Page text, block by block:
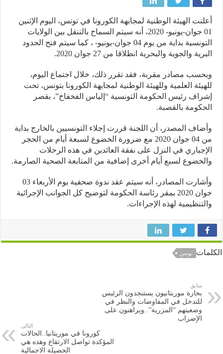
الهيئة الوطنية لمجابهة الكورونا في تونس، اليوم الإثنين
01 جوان-يونيو- 2020، أنه سيتم السماح بالتنقل بين الولايات
التونسية بداية من يوم 04 جوان-يونيو- ، كما سيتم فتح الحدود
والجوية والبحرية انطلاقا من 27 جوان 2020.
مصادر مقربة، فقد تقرر ذلك، خلال اجتماع اليوم،
العلمية وللهيئة الوطنية لمجابهة الكورونا بتونس، تحت
رئيس الحكومة التونسية “إلياس الفخفاخ”، بقصر
بالقصبة.
المصدر، أن اللجنة قررت إجلاء التونسيين بالخارج بداية
من 04 جوان 2020 مع ضرورة الخضوع لسبعة أيام من الحجر
في النزل على نفقة العائدين في هذه الرحلات
لسبع أيام أخرى إضافية من المتابعة الصحية الصارمة.
وأشارت المصادر، أنه سيتم عقد ندوة صحفية يوم الأربعاء 03
جوان 2020 بمقر رئاسة الحكومة لتوضيح كل الجوانب الإجرائية
لهذه الإجراءات.
تونس
بحارة موريتانيون يستنجدون الرئيس
للتدخل في المفاوضات والنظر في
وضعيتهم “المزرية”..ويراهنون على
الإضراب
كورونا في موريتانيا..الحالات
المؤكدة تواصل الارتفاع وهذه هي
الحصيلة الاجمالية